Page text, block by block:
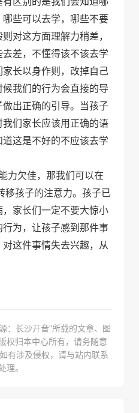
些可以去学，哪些不要
对这方面理解力稍差，
差，不懂得该不该去学
长以身作则，改掉自己
我们的行为会直接的导
出正确的引导。当孩子
们家长应该用正确的语
这是不好的不应该去学
力欠佳，那我们可以在
移孩子的注意力。孩子已
家长们一定不要大惊小
为，让孩子感到那件事
这件事情失去兴趣，从
：长沙开音”所载的文章、图
权归本中心所有，请务随意
有涉及侵权，请与站内联系
理。